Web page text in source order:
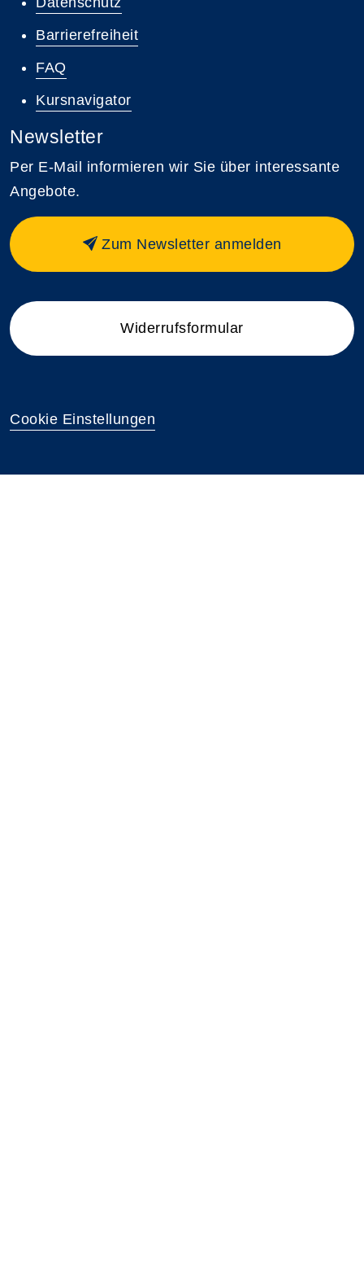
Barrierefreiheit
FAQ
Kursnavigator
Newsletter
Per E-Mail informieren wir Sie über interessante
Angebote.
Zum Newsletter anmelden
Widerrufsformular
Cookie Einstellungen